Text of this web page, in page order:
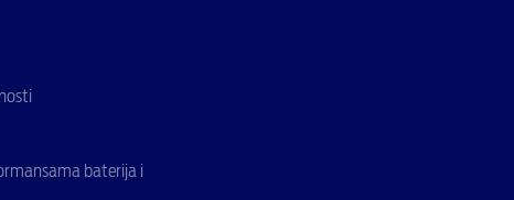
baterija i